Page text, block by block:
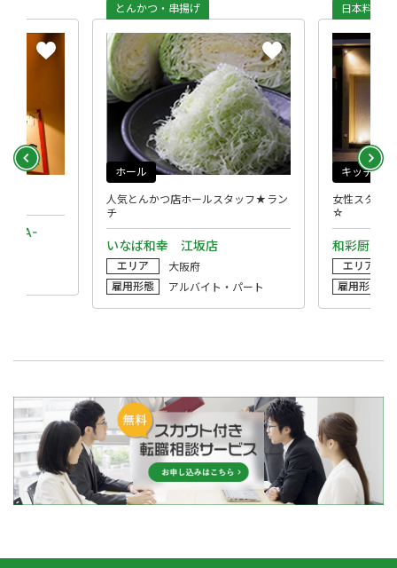
いなば和幸 江坂店
人気とんかつ店ホールスタッフ★ラン
チ
とんかつ・串揚げ
ホール
エリア
大阪府
雇用形態
アルバイト・パート
和彩厨房
女性スタッ
☆
日本料理
キッチン
エリア
雇用形態